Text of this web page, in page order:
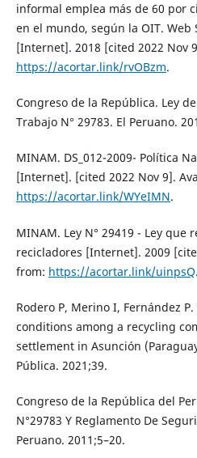
informal emplea más de 60 por
en el mundo, según la OIT.
[Internet]. 2018 [cited 2022 Nov
https://acortar.link/rvOBzm.
Congreso de la República. Ley
Trabajo N° 29783. El Peruano.
MINAM. DS_012-2009- Política
[Internet]. [cited 2022 Nov 9].
https://acortar.link/WYeIMN.
MINAM. Ley N° 29419 - Ley que
recicladores [Internet]. 2009
from: https://acortar.link/uinpsQ.
Rodero P, Merino I, Fernández
conditions among a recycling
settlement in Asunción
Pública. 2021;39.
Congreso de la República del
N°29783 Y Reglamento De
Peruano. 2011;5–20.